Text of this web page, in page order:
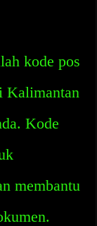
kode pos
Kalimantan
Kode
membantu